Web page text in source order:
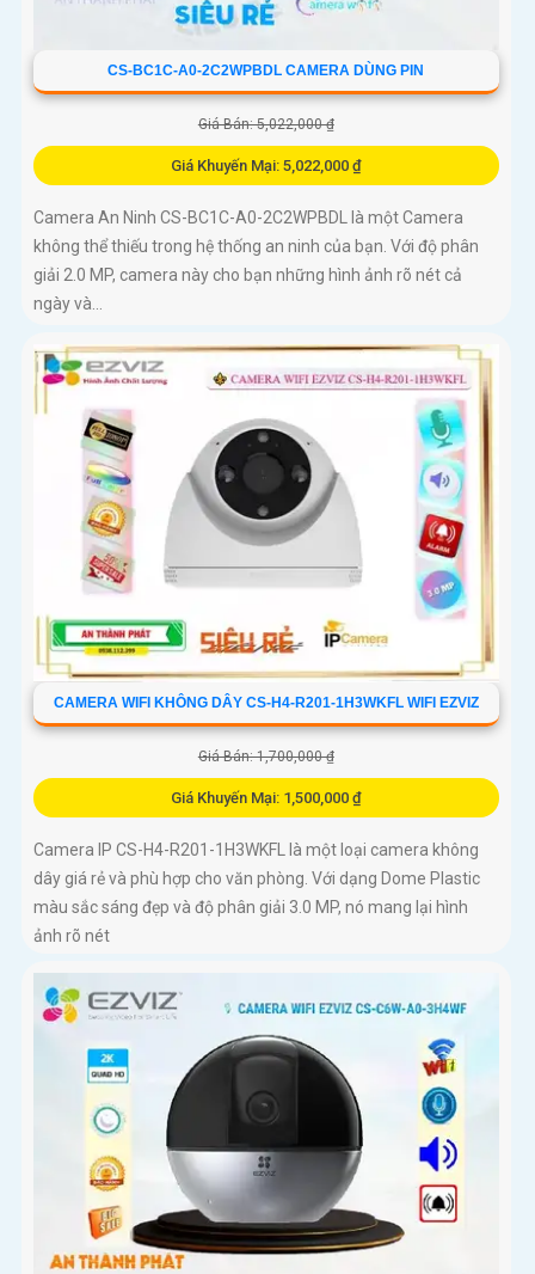
CS-BC1C-A0-2C2WPBDL CAMERA DÙNG PIN
Giá Bán: 5,022,000 ₫
Giá Khuyến Mại: 5,022,000 ₫
Camera An Ninh CS-BC1C-A0-2C2WPBDL là một Camera
không thể thiếu trong hệ thống an ninh của bạn. Với độ phân
giải 2.0 MP, camera này cho bạn những hình ảnh rõ nét cả
ngày và...
CAMERA WIFI KHÔNG DÂY CS-H4-R201-1H3WKFL WIFI EZVIZ
Giá Bán: 1,700,000 ₫
Giá Khuyến Mại: 1,500,000 ₫
Camera IP CS-H4-R201-1H3WKFL là một loại camera không
dây giá rẻ và phù hợp cho văn phòng. Với dạng Dome Plastic
màu sắc sáng đẹp và độ phân giải 3.0 MP, nó mang lại hình
ảnh rõ nét